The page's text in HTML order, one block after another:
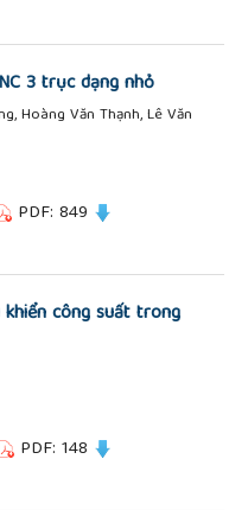
3 trục dạng nhỏ
Hoàng Văn Thạnh, Lê Văn
PDF: 849
công suất trong
PDF: 148